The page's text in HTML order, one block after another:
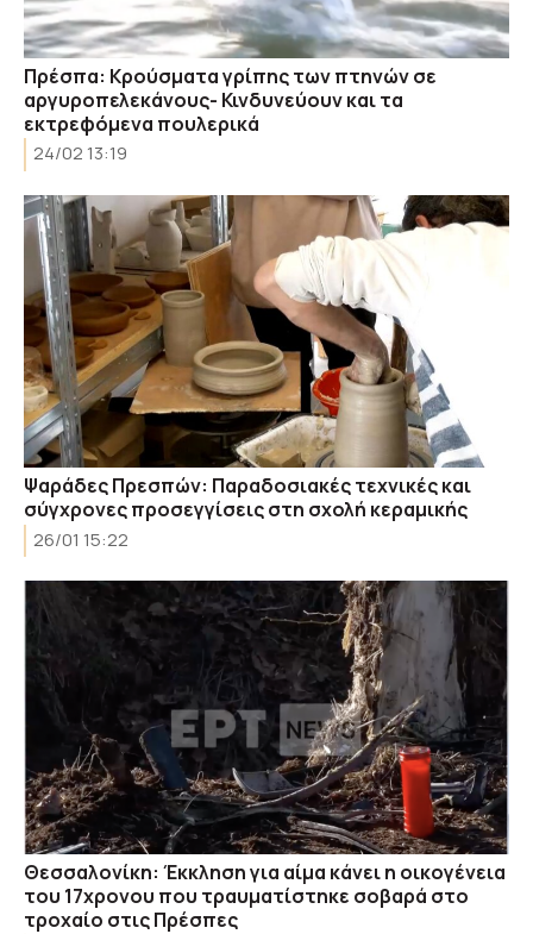
Πρέσπα: Κρούσματα γρίπης των πτηνών σε
αργυροπελεκάνους- Κινδυνεύουν και τα
εκτρεφόμενα πουλερικά
24/02 13:19
Ψαράδες Πρεσπών: Παραδοσιακές τεχνικές και
σύγχρονες προσεγγίσεις στη σχολή κεραμικής
26/01 15:22
Θεσσαλονίκη: Έκκληση για αίμα κάνει η οικογένεια
του 17χρονου που τραυματίστηκε σοβαρά στο
τροχαίο στις Πρέσπες